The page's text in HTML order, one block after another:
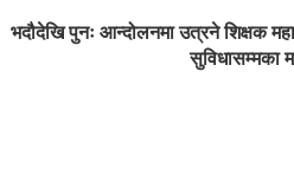
भदौदेखि पुनः आन्दोलनमा उत्रने शिक्षक
सुविधासम्मका